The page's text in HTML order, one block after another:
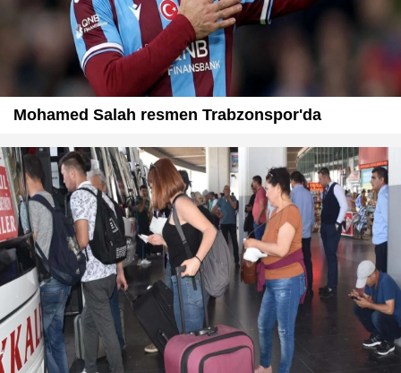
Mohamed Salah resmen Trabzonspor'da